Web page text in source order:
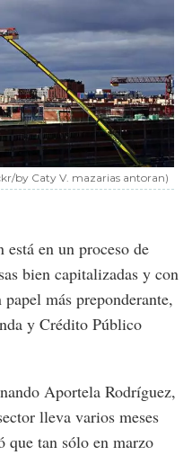
by Caty V. mazarias antoran)
en un proceso de
bien capitalizadas y con
más preponderante,
y Crédito Público
Aportela Rodríguez,
lleva varios meses
que tan sólo en marzo